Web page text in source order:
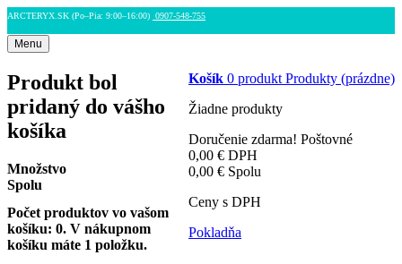
ARCTERYX.SK (Po–Pia: 9:00–16:00) 0907-548-755
Menu
Košík 0 produkt Produkty (prázdne)
Žiadne produkty
Doručenie zdarma! Poštovné
0,00 € DPH
0,00 € Spolu
Ceny s DPH
Pokladňa
Produkt bol
pridaný do vášho
košíka
Množstvo
Spolu
Počet produktov vo vašom
košíku: 0. V nákupnom
košíku máte 1 položku.